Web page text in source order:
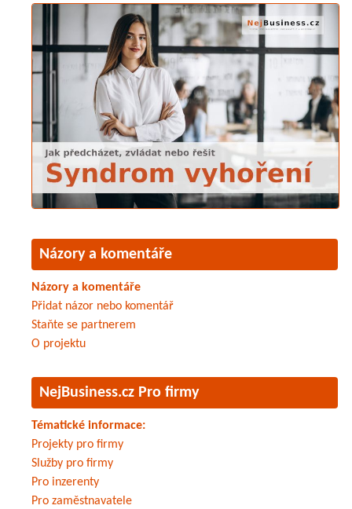
Názory a komentáře
Názory a komentáře
Přidat názor nebo komentář
Staňte se partnerem
O projektu
NejBusiness.cz Pro firmy
Tématické informace:
Projekty pro firmy
Služby pro firmy
Pro inzerenty
Pro zaměstnavatele